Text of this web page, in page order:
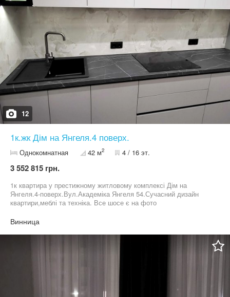
12
1к.жк Дім на Янгеля.4 поверх.
Однокомнатная 42 м2 4 / 16 эт.
3 552 815 грн.
1к квартира у престижному житловому комплексі Дім на
Янгеля.4-поверх.Вул.Академіка Янгеля 54.Сучасний дизайн
квартири,меблі та техніка. Все шосе є на фото
проживав.Закрита територія,підземний паркінг,супермаркети у
будинку,та інша інфраструктура у кроковій доступності.
Винница